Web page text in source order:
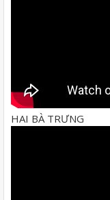
HAI BÀ TRƯNG